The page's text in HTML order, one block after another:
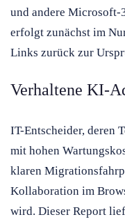
und andere
erfolgt zunächst im
Links zurück zur
Verhaltene KI-
IT-Entscheider, deren
mit hohen
klaren
Kollaboration im
wird. Dieser Report